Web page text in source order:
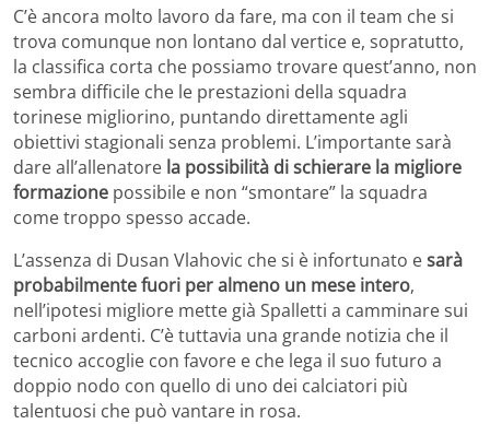
C’è ancora molto lavoro da fare, ma con il team che si
trova comunque non lontano dal vertice e, sopratutto,
la classifica corta che possiamo trovare quest’anno, non
sembra difficile che le prestazioni della squadra
torinese migliorino, puntando direttamente agli
obiettivi stagionali senza problemi. L’importante sarà
dare all’allenatore la possibilità di schierare la migliore
formazione possibile e non “smontare” la squadra
come troppo spesso accade.
L’assenza di Dusan Vlahovic che si è infortunato esarà
probabilmente fuori per almeno un mese intero,
nell’ipotesi migliore mette già Spalletti a camminare sui
carboni ardenti. C’è tuttavia una grande notizia che il
tecnico accoglie con favore e che lega il suo futuro a
doppio nodo con quello di uno dei calciatori più
talentuosi che può vantare in rosa.